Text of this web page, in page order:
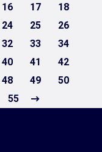
16 17
18
24 25
26
32 33
34
40 41
42
48 49
50
55